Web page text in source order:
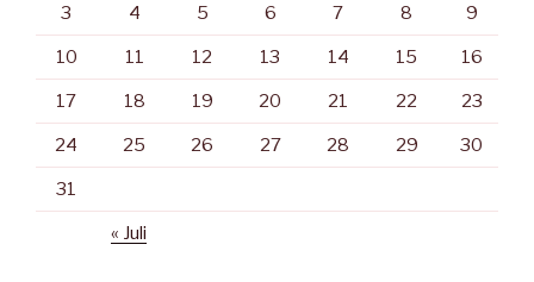
3 4 5 6 7 8 9
10 11 12 13 14 15 16
17 18 19 20 21 22 23
24 25 26 27 28 29 30
31
« Juli